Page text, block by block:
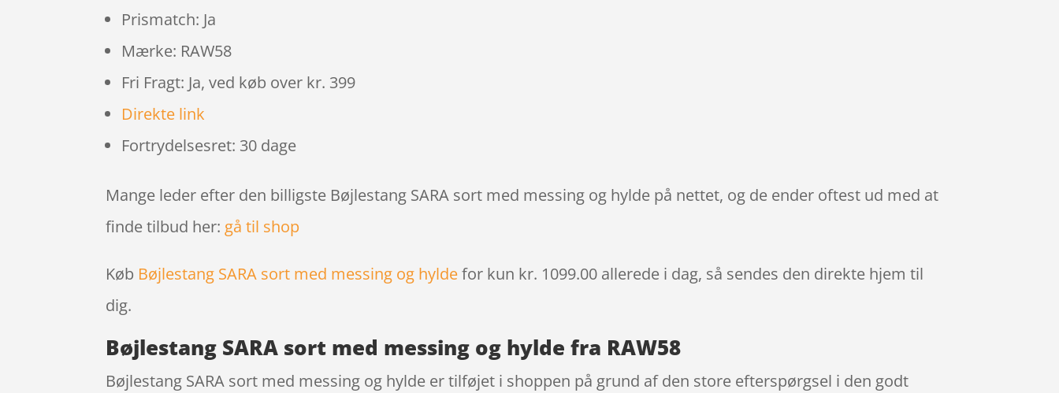
Prismatch: Ja
Mærke: RAW58
Fri Fragt: Ja, ved køb over kr. 399
Direkte link
Fortrydelsesret: 30 dage
Mange leder efter den billigste Bøjlestang SARA sort med messing og hylde på nettet, og de ender oftest ud med at
finde tilbud her:gå til shop
Køb Bøjlestang SARA sort med messing og hyldefor kun kr. 1099.00 allerede i dag, så sendes den direkte hjem til
dig.
Bøjlestang SARA sort med messing og hylde fra RAW58
Bøjlestang SARA sort med messing og hylde er tilføjet i shoppen på grund af den store efterspørgsel i den godt